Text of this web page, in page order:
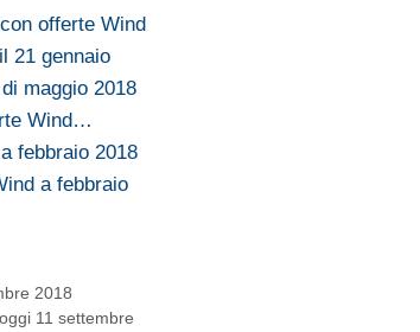
offerte Wind
21 gennaio
maggio 2018
Wind…
febbraio 2018
a febbraio
2018
11 settembre